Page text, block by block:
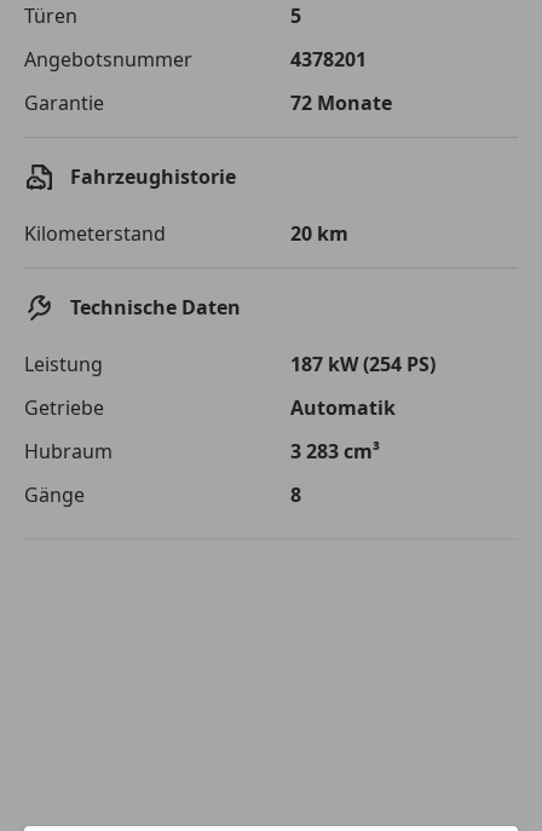
Einberechnete Gebühren
€ 0,-
Effektivzinsatz
Monatliche Rate
Die tatsächlichen Konditionen sind abhängig von Ihrer Bonität sowie
Jetzt berechnen
Türen
5
Angebotsnummer
4378201
Garantie
72 Monate
Fahrzeughistorie
Kilometerstand 20 km
Technische Daten
Leistung
187 kW (254 PS)
Getriebe
Automatik
Hubraum
3 283 cm³
Gänge
8